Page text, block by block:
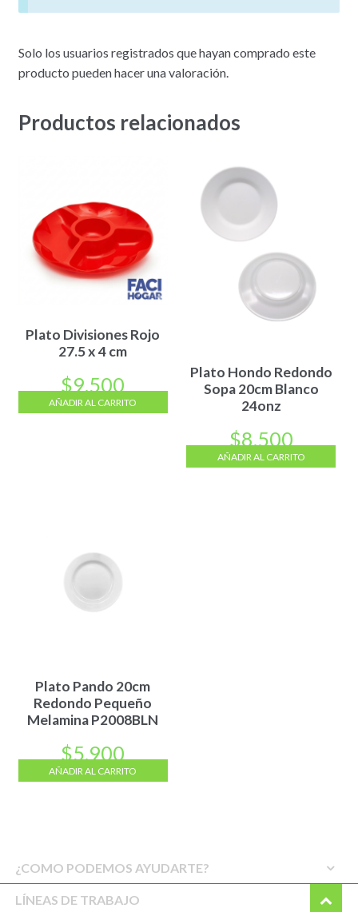
Solo los usuarios registrados que hayan comprado este
producto pueden hacer una valoración.
Productos relacionados
Plato Divisiones Rojo
27.5 x 4 cm
$9.500
AÑADIR AL CARRITO
Plato Hondo Redondo
Sopa 20cm Blanco
24onz
$8.500
AÑADIR AL CARRITO
Plato Pando 20cm
Redondo Pequeño
Melamina P2008BLN
$5.900
AÑADIR AL CARRITO
¿COMO PODEMOS AYUDARTE?
LÍNEAS DE TRABAJO